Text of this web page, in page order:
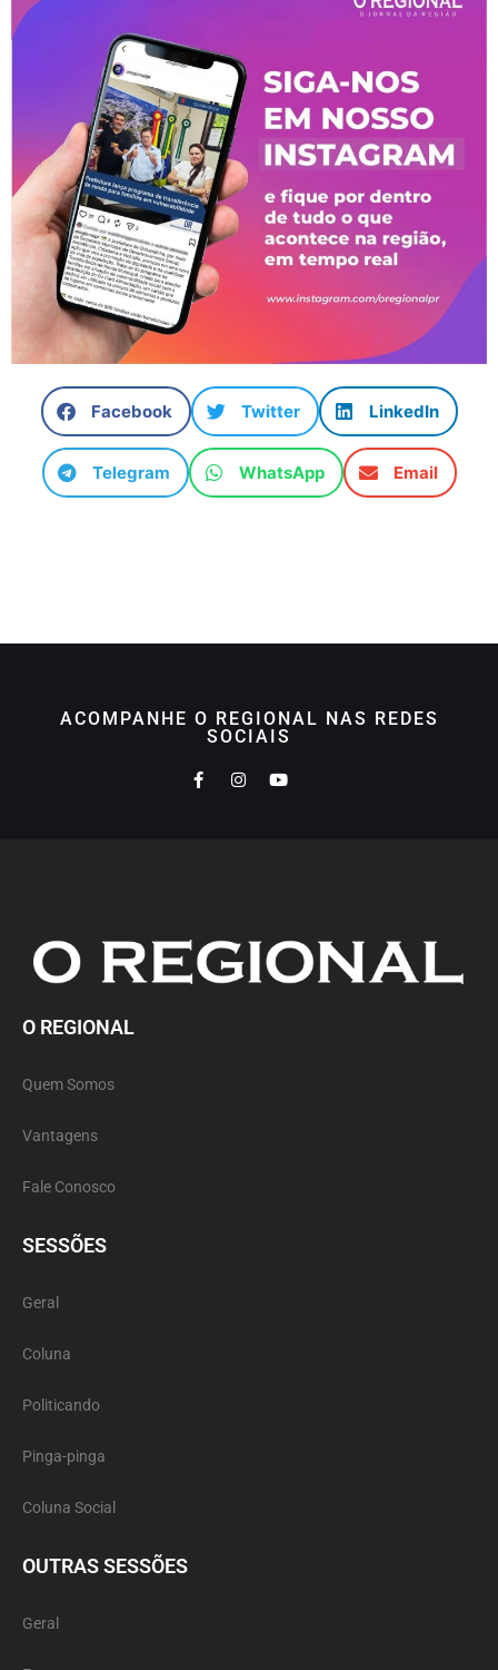
Facebook Twitter LinkedIn
Telegram WhatsApp Email
ACOMPANHE O REGIONAL NAS REDES
SOCIAIS
O REGIONAL
Quem Somos
Vantagens
Fale Conosco
SESSÕES
Geral
Coluna
Politicando
Pinga-pinga
Coluna Social
OUTRAS SESSÕES
Geral